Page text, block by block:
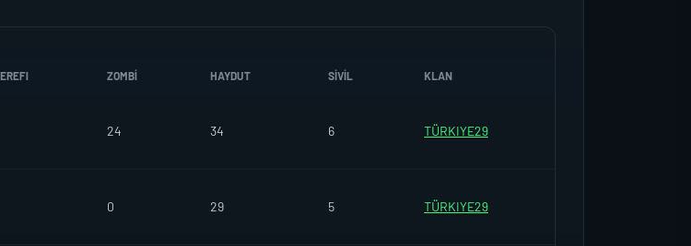
ZOMBI HAYDUT SIVIL KLAN
24 34 6 TÜRKIYE29
0 29 5 TÜRKIYE29